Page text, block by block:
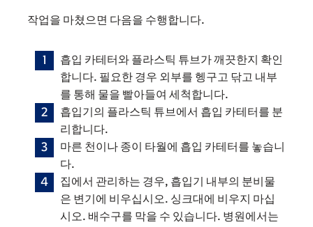
작업을 마쳤으면 다음을 수행합니다.
흡입 카테터와 플라스틱 튜브가 깨끗한지 확인
합니다. 필요한 경우 외부를 헹구고 닦고 내부
를 통해 물을 빨아들여 세척합니다.
흡입기의 플라스틱 튜브에서 흡입 카테터를 분
리합니다.
마른 천이나 종이 타월에 흡입 카테터를 놓습니
다.
집에서 관리하는 경우, 흡입기 내부의 분비물
은 변기에 비우십시오. 싱크대에 비우지 마십
시오. 배수구를 막을 수 있습니다. 병원에서는